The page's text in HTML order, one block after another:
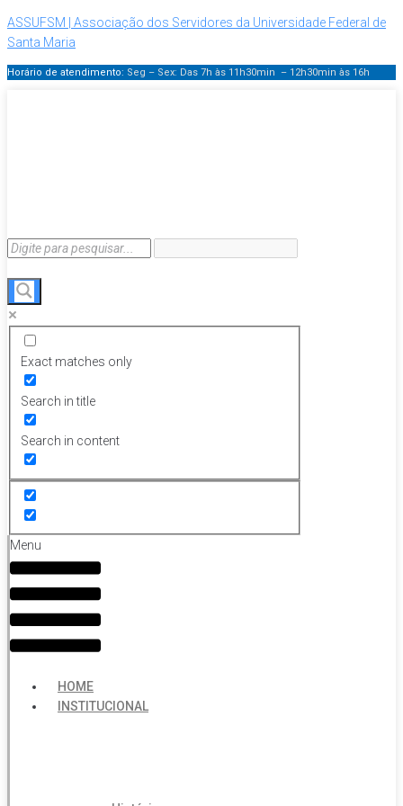
ASSUFSM | Associação dos Servidores da Universidade Federal de
Santa Maria
Horário de atendimento: Seg – Sex: Das 7h às 11h30min – 12h30min às 16h
Exact matches only
Search in title
Search in content
Menu
HOME
INSTITUCIONAL